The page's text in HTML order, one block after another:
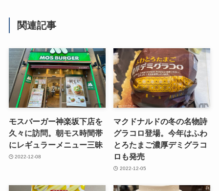
関連記事
モスバーガー神楽坂下店を
久々に訪問。朝モス時間帯
にレギュラーメニュー三昧
2022-12-08
マクドナルドの冬の名物詩
グラコロ登場。今年はふわ
とろたまご濃厚デミグラコ
ロも発売
2022-12-05